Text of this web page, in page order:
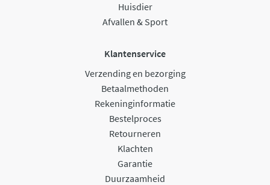
Huisdier
Afvallen & Sport
Klantenservice
Verzending en bezorging
Betaalmethoden
Rekeninginformatie
Bestelproces
Retourneren
Klachten
Garantie
Duurzaamheid